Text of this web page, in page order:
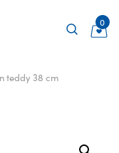
0
teddy 38 cm